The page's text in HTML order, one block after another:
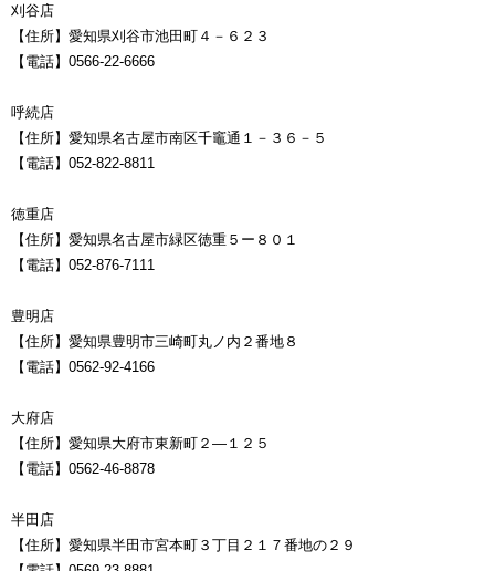
刈谷店
【住所】愛知県刈谷市池田町４－６２３
【電話】0566-22-6666
呼続店
【住所】愛知県名古屋市南区千竈通１－３６－５
【電話】052-822-8811
徳重店
【住所】愛知県名古屋市緑区徳重５ー８０１
【電話】052-876-7111
豊明店
【住所】愛知県豊明市三崎町丸ノ内２番地８
【電話】0562-92-4166
大府店
【住所】愛知県大府市東新町２―１２５
【電話】0562-46-8878
半田店
【住所】愛知県半田市宮本町３丁目２１７番地の２９